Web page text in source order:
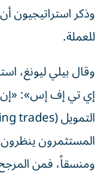
وذكر استراتيجيون
للعملة.
وقال بيلي ليونغ،
إي تي إف إس»: «إن
المستثمرون ينظرون
ومنسقاً، فمن